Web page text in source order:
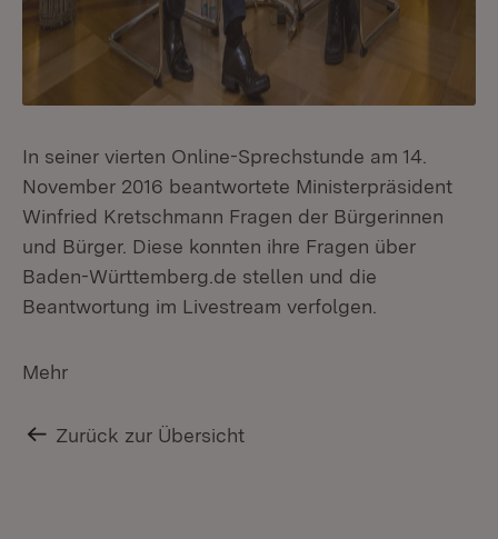
In seiner vierten Online-Sprechstunde am 14.
November 2016 beantwortete Ministerpräsident
Winfried Kretschmann Fragen der Bürgerinnen
und Bürger. Diese konnten ihre Fragen über
Baden-Württemberg.de stellen und die
Beantwortung im Livestream verfolgen.
Mehr
Zurück zur Übersicht